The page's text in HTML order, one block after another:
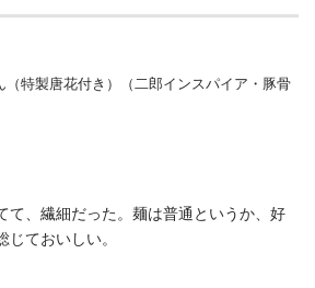
（特製唐花付き）（二郎インスパイア・豚骨
て、繊細だった。麺は普通というか、好
ておいしい。